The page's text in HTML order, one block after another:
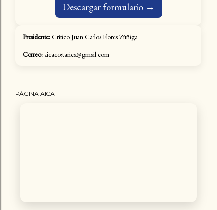
Descargar formulario →
Presidente:Crítico Juan Carlos Flores Zúñiga
Correo: aicacostarica@gmail.com
PÁGINA AICA